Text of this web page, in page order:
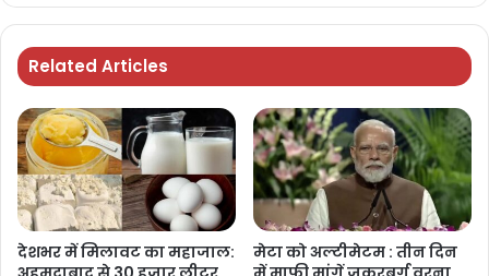
Related Articles
देशभर में मिलावट का महाजाल:
मेटा को अल्टीमेटम : तीन दिन